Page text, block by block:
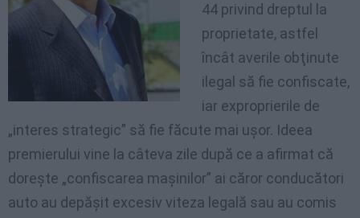
44 privind dreptul la
proprietate, astfel
încât averile obţinute
ilegal să fie confiscate,
iar exproprierile de
„interes strategic” să fie făcute mai uşor. Ideea
premierului vine la câteva zile după ce a afirmat că
doreşte „confiscarea maşinilor” ai căror conducători
auto au depăşit excesiv viteza legală sau au comis